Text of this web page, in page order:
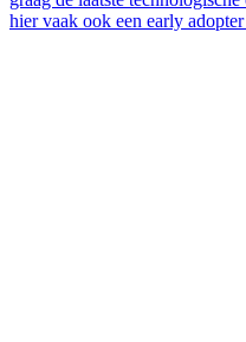
hier vaak ook een early